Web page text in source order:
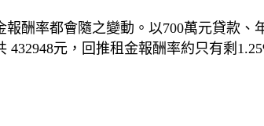
酬率都會隨之變動。以700萬元貸款、
元，回推租金報酬率約只有剩